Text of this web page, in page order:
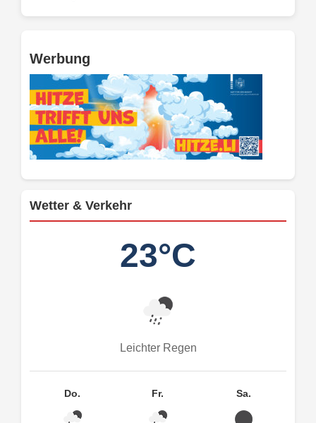
Werbung
Wetter & Verkehr
23°C
Leichter Regen
Do. Fr. Sa.